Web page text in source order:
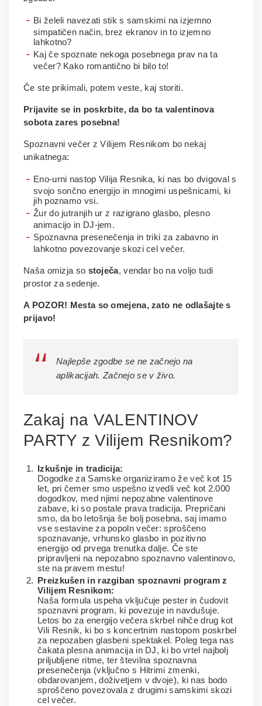
Bi želeli navezati stik s samskimi na izjemno
simpatičen način, brez ekranov in to izjemno
lahkotno?
​Kaj če spoznate nekoga posebnega prav na ta
večer? Kako romantično bi bilo to!
Če ste prikimali, potem veste, kaj storiti.
Prijavite se in poskrbite, da bo ta valentinova
sobota zares posebna!
Spoznavni večer z Vilijem Resnikom bo nekaj
unikatnega:
Eno-urni nastop Vilija Resnika, ki nas bo dvigoval s
svojo sončno energijo in mnogimi uspešnicami, ki
jih poznamo vsi.
Žur do jutranjih ur z razigrano glasbo, plesno
animacijo in DJ-jem.
​Spoznavna presenečenja in triki za zabavno in
lahkotno povezovanje skozi cel večer.
Naša omizja so stoječa, vendar bo na voljo tudi
prostor za sedenje.
A POZOR! Mesta so omejena, zato ne odlašajte s
prijavo!
Najlepše zgodbe se ne začnejo na
aplikacijah. Začnejo se v živo.
Zakaj na VALENTINOV
PARTY z Vilijem Resnikom?
Izkušnje in tradicija:
Dogodke za Samske organiziramo že več kot 15
let, pri čemer smo uspešno izvedli več kot 2.000
dogodkov, med njimi nepozabne valentinove
zabave, ki so postale prava tradicija. Prepričani
smo, da bo letošnja še bolj posebna, saj imamo
vse sestavine za popoln večer: sproščeno
spoznavanje, vrhunsko glasbo in pozitivno
energijo od prvega trenutka dalje. Če ste
pripravljeni na nepozabno spoznavno valentinovo,
ste na pravem mestu!
Preizkušen in razgiban spoznavni program z
Vilijem Resnikom:
Naša formula uspeha vključuje pester in čudovit
spoznavni program, ki povezuje in navdušuje.
Letos bo za energijo večera skrbel nihče drug kot
Vili Resnik, ki bo s koncertnim nastopom poskrbel
za nepozaben glasbeni spektakel. Poleg tega nas
čakata plesna animacija in DJ, ki bo vrtel najbolj
priljubljene ritme, ter številna spoznavna
presenečenja (vključno s Hitrimi zmenki,
obdarovanjem, doživetjem v dvoje), ki nas bodo
sproščeno povezovala z drugimi samskimi skozi
cel večer.